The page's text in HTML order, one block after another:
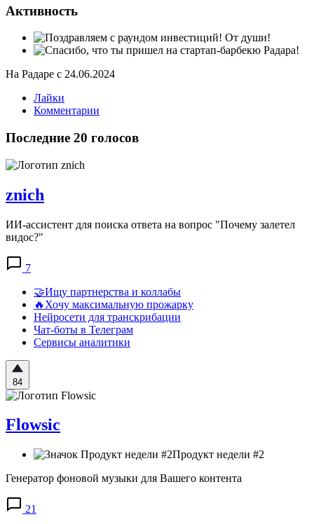
Активность
На Радаре с 24.06.2024
Лайки
Комментарии
Последние 20 голосов
znich
ИИ-ассистент для поиска ответа на вопрос "Почему залетел
видос?"
7
🤝Ищу партнерства и коллабы
🔥Хочу максимальную прожарку
Нейросети для транскрибации
Чат-боты в Телеграм
Сервисы аналитики
84
Flowsic
Продукт недели #2
Генератор фоновой музыки для Вашего контента
21